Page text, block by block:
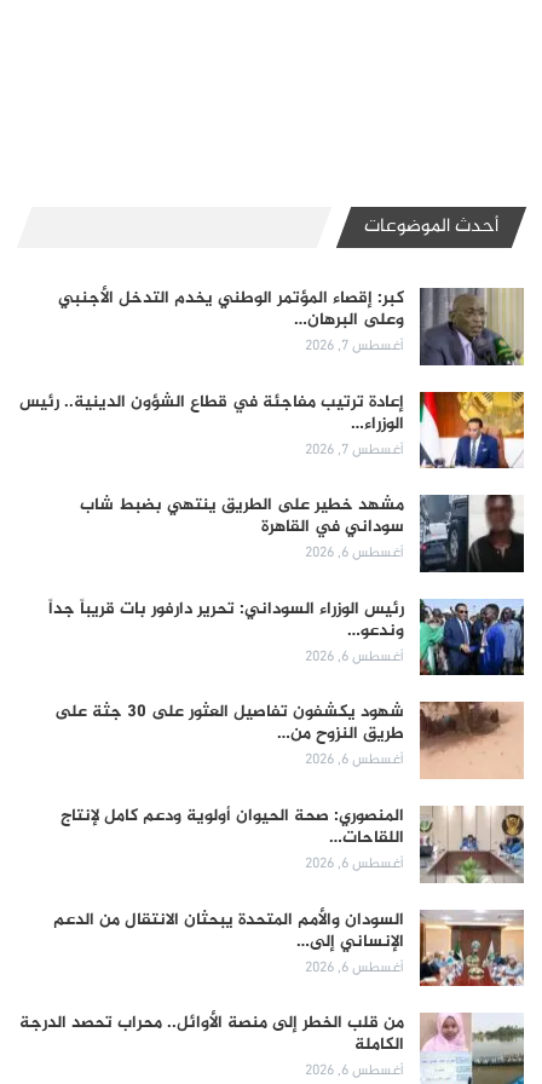
أحدث الموضوعات
كبر: إقصاء المؤتمر الوطني يخدم التدخل الأجنبي
وعلى البرهان…
أغسطس 7, 2026
إعادة ترتيب مفاجئة في قطاع الشؤون الدينية.. رئيس
الوزراء…
أغسطس 7, 2026
مشهد خطير على الطريق ينتهي بضبط شاب
سوداني في القاهرة
أغسطس 6, 2026
رئيس الوزراء السوداني: تحرير دارفور بات قريباً جداً
وندعو…
أغسطس 6, 2026
شهود يكشفون تفاصيل العثور على 30 جثة على
طريق النزوح من…
أغسطس 6, 2026
المنصوري: صحة الحيوان أولوية ودعم كامل لإنتاج
اللقاحات…
أغسطس 6, 2026
السودان والأمم المتحدة يبحثان الانتقال من الدعم
الإنساني إلى…
أغسطس 6, 2026
من قلب الخطر إلى منصة الأوائل.. محراب تحصد الدرجة
الكاملة
أغسطس 6, 2026